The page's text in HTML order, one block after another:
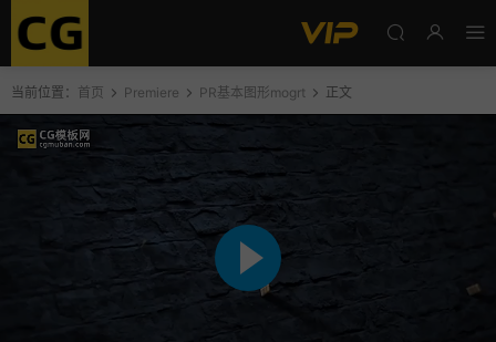
当前位置： 首页 Premiere PR基本图形mogrt 正文